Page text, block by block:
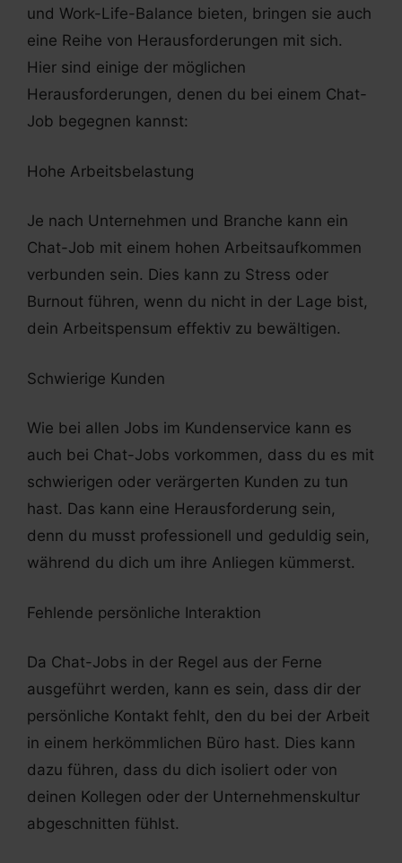
und Work-Life-Balance bieten, bringen sie auch
eine Reihe von Herausforderungen mit sich.
Hier sind einige der möglichen
Herausforderungen, denen du bei einem Chat-
Job begegnen kannst:
Hohe Arbeitsbelastung
Je nach Unternehmen und Branche kann ein
Chat-Job mit einem hohen Arbeitsaufkommen
verbunden sein. Dies kann zu Stress oder
Burnout führen, wenn du nicht in der Lage bist,
dein Arbeitspensum effektiv zu bewältigen.
Schwierige Kunden
Wie bei allen Jobs im Kundenservice kann es
auch bei Chat-Jobs vorkommen, dass du es mit
schwierigen oder verärgerten Kunden zu tun
hast. Das kann eine Herausforderung sein,
denn du musst professionell und geduldig sein,
während du dich um ihre Anliegen kümmerst.
Fehlende persönliche Interaktion
Da Chat-Jobs in der Regel aus der Ferne
ausgeführt werden, kann es sein, dass dir der
persönliche Kontakt fehlt, den du bei der Arbeit
in einem herkömmlichen Büro hast. Dies kann
dazu führen, dass du dich isoliert oder von
deinen Kollegen oder der Unternehmenskultur
abgeschnitten fühlst.